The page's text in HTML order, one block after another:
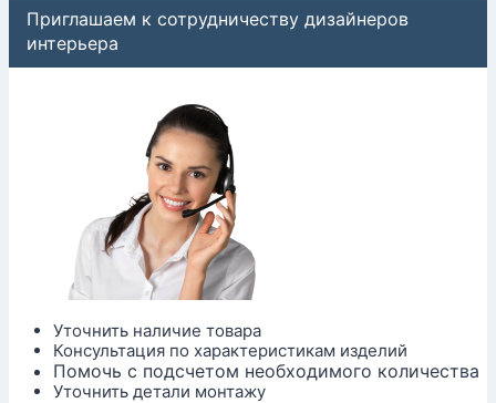
Приглашаем к сотрудничеству дизайнеров
интерьера
Уточнить наличие товара
Консультация по характеристикам изделий
Помочь с подсчетом необходимого количества
Уточнить детали монтажу